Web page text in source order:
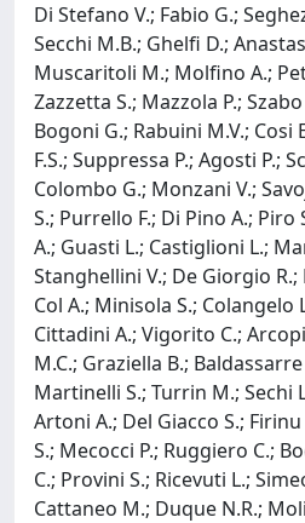
Di Stefano V.; Fabio G.;
Secchi M.B.; Ghelfi D.;
Muscaritoli M.; Molfino A.;
Zazzetta S.; Mazzola P.;
Bogoni G.; Rabuini M.V.; Cosi
F.S.; Suppressa P.; Agosti P.;
Colombo G.; Monzani V.;
S.; Purrello F.; Di Pino A.;
A.; Guasti L.; Castiglioni L.;
Stanghellini V.; De Giorgio R.;
Col A.; Minisola S.; Colangelo
Cittadini A.; Vigorito C.;
M.C.; Graziella B.;
Martinelli S.; Turrin M.; Sechi
Artoni A.; Del Giacco S.;
S.; Mecocci P.; Ruggiero C.;
C.; Provini S.; Ricevuti L.;
Cattaneo M.; Duque N.R.;